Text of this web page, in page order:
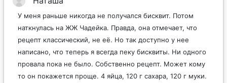
У меня раньше никогда не получался бисквит. Потом
наткнулась на ЖЖ Чадейка. Правда, она отмечает, что
рецепт классический, не её. Но так доступно у нее
написано, что теперь я всегда пеку бисквиты. Ни одного
провала пока не было. Собственно рецепт. Может кому
то он покажется проще. 4 яйца, 120 г сахара, 120 г муки.